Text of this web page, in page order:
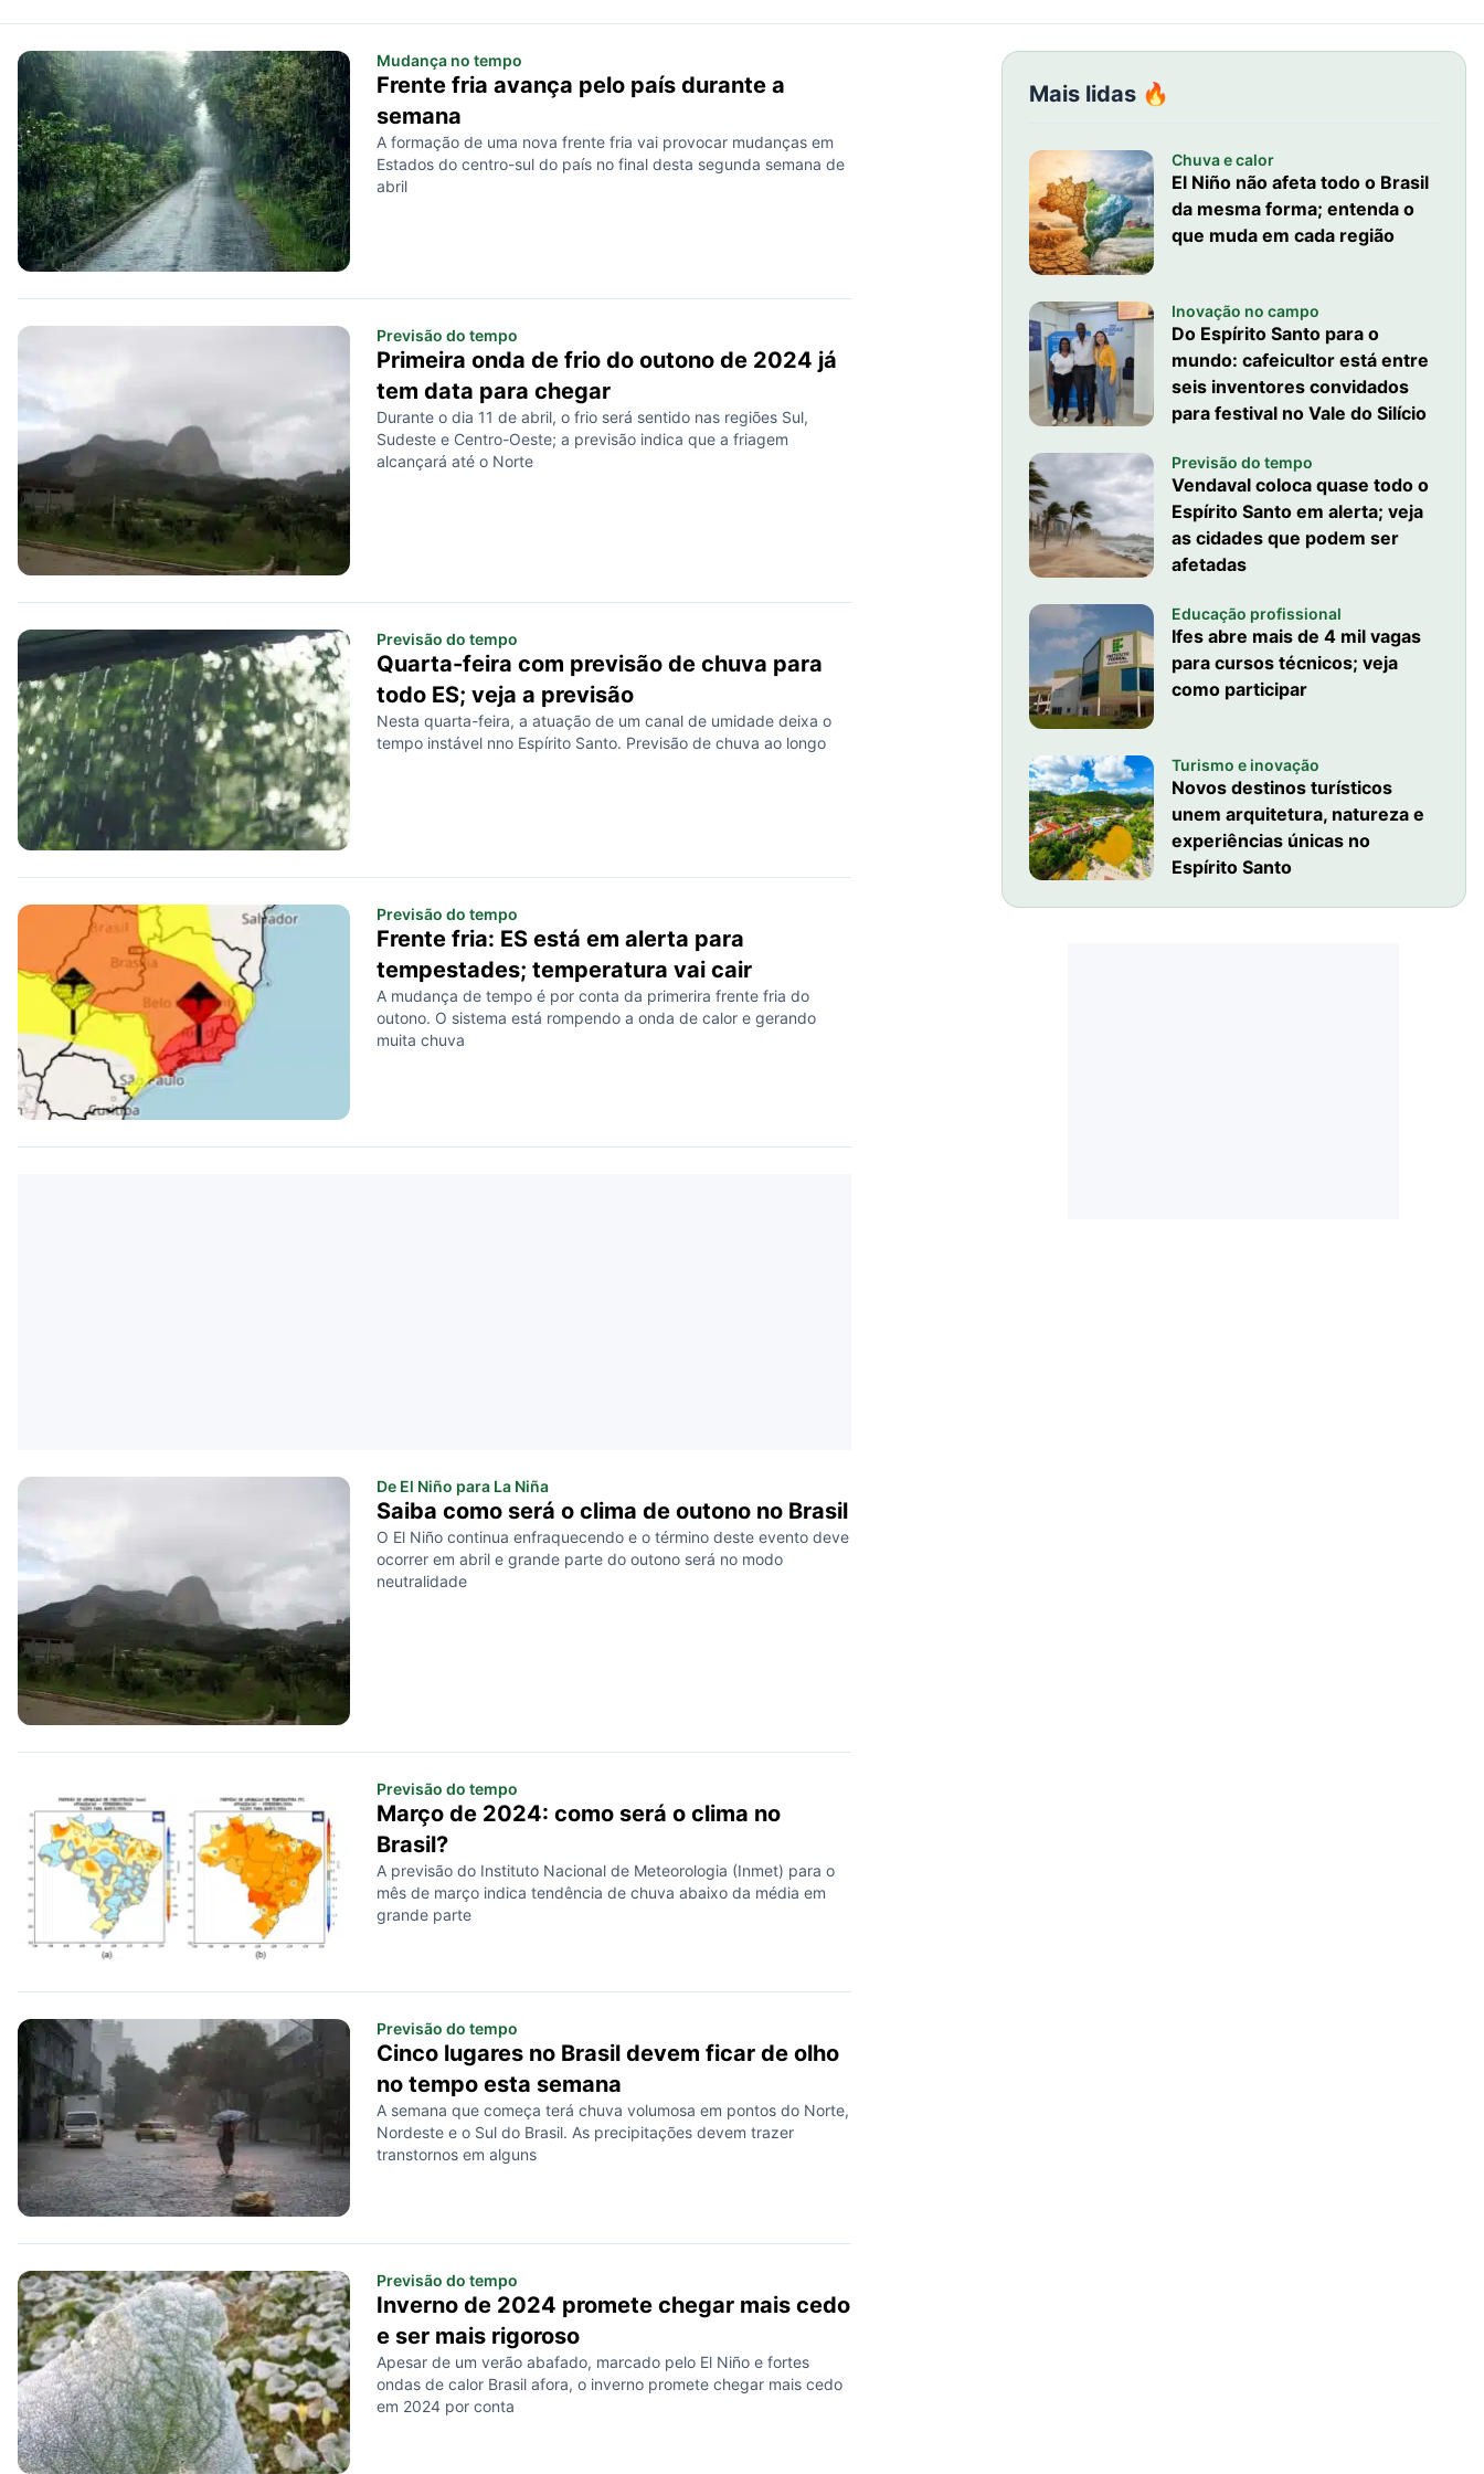
Mudança no tempo
Frente fria avança pelo país durante a
semana
A formação de uma nova frente fria vai provocar mudanças em
Estados do centro-sul do país no final desta segunda semana de
abril
Previsão do tempo
Primeira onda de frio do outono de 2024 já
tem data para chegar
Durante o dia 11 de abril, o frio será sentido nas regiões Sul,
Sudeste e Centro-Oeste; a previsão indica que a friagem
alcançará até o Norte
Previsão do tempo
Quarta-feira com previsão de chuva para
todo ES; veja a previsão
Nesta quarta-feira, a atuação de um canal de umidade deixa o
tempo instável nno Espírito Santo. Previsão de chuva ao longo
Previsão do tempo
Frente fria: ES está em alerta para
tempestades; temperatura vai cair
A mudança de tempo é por conta da primerira frente fria do
outono. O sistema está rompendo a onda de calor e gerando
muita chuva
De El Niño para La Niña
Saiba como será o clima de outono no Brasil
O El Niño continua enfraquecendo e o término deste evento deve
ocorrer em abril e grande parte do outono será no modo
neutralidade
Previsão do tempo
Março de 2024: como será o clima no
Brasil?
A previsão do Instituto Nacional de Meteorologia (Inmet) para o
mês de março indica tendência de chuva abaixo da média em
grande parte
Previsão do tempo
Cinco lugares no Brasil devem ficar de olho
no tempo esta semana
A semana que começa terá chuva volumosa em pontos do Norte,
Nordeste e o Sul do Brasil. As precipitações devem trazer
transtornos em alguns
Previsão do tempo
Inverno de 2024 promete chegar mais cedo
e ser mais rigoroso
Apesar de um verão abafado, marcado pelo El Niño e fortes
ondas de calor Brasil afora, o inverno promete chegar mais cedo
em 2024 por conta
Mais lidas 🔥
Chuva e calor
El Niño não afeta todo o Brasil
da mesma forma; entenda o
que muda em cada região
Inovação no campo
Do Espírito Santo para o
mundo: cafeicultor está entre
seis inventores convidados
para festival no Vale do Silício
Previsão do tempo
Vendaval coloca quase todo o
Espírito Santo em alerta; veja
as cidades que podem ser
afetadas
Educação profissional
Ifes abre mais de 4 mil vagas
para cursos técnicos; veja
como participar
Turismo e inovação
Novos destinos turísticos
unem arquitetura, natureza e
experiências únicas no
Espírito Santo